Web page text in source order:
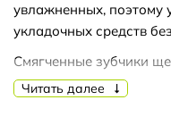
увлажненных, поэтому
укладочных средств
Смягченные зубчики
аккуратно массируют
Читать далее